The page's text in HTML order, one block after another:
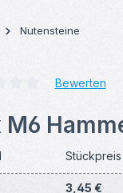
Nutensteine
Bewerten
M6
Stückpreis
3,45 €